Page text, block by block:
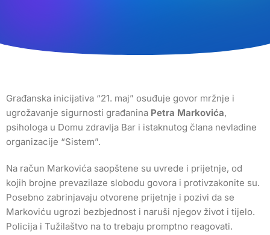
Građanska inicijativa “21. maj” osuđuje govor mržnje i
ugrožavanje sigurnosti građanina Petra Markovića,
psihologa u Domu zdravlja Bar i istaknutog člana nevladine
organizacije “Sistem”.
Na račun Markovića saopštene su uvrede i prijetnje, od
kojih brojne prevazilaze slobodu govora i protivzakonite su.
Posebno zabrinjavaju otvorene prijetnje i pozivi da se
Markoviću ugrozi bezbjednost i naruši njegov život i tijelo.
Policija i Tužilaštvo na to trebaju promptno reagovati.